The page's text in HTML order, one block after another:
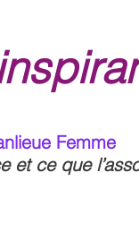
Femme
ce que